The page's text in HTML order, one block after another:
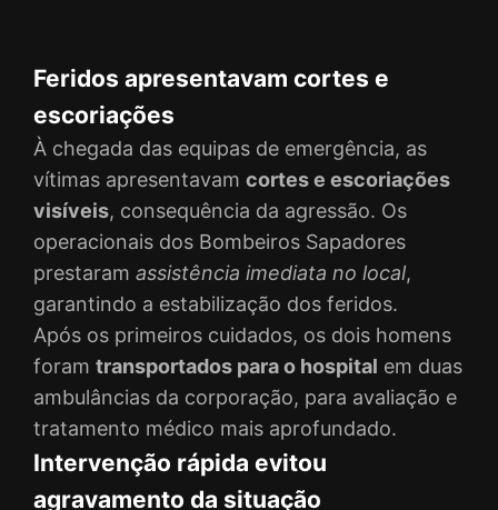
Feridos apresentavam cortes e
escoriações
À chegada das equipas de emergência, as
vítimas apresentavam cortes e escoriações
visíveis, consequência da agressão. Os
operacionais dos Bombeiros Sapadores
prestaram assistência imediata no local,
garantindo a estabilização dos feridos.
Após os primeiros cuidados, os dois homens
foram transportados para o hospital em duas
ambulâncias da corporação, para avaliação e
tratamento médico mais aprofundado.
Intervenção rápida evitou
agravamento da situação